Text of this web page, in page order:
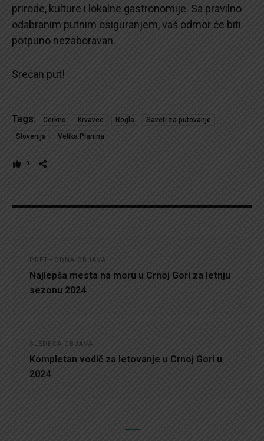
prirode, kulture i lokalne gastronomije. Sa pravilno
odabranim putnim osiguranjem, vaš odmor će biti
potpuno nezaboravan.
Srećan put!
Tags: Cerkno Krvavec Rogla
Saveti za putovanje
Slovenija
Velika Planina
0
članka
PRETHODNA OBJAVA
Najlepša mesta na moru u Crnoj Gori za letnju
sezonu 2024
SLEDEĆA OBJAVA
Kompletan vodič za letovanje u Crnoj Gori u
2024